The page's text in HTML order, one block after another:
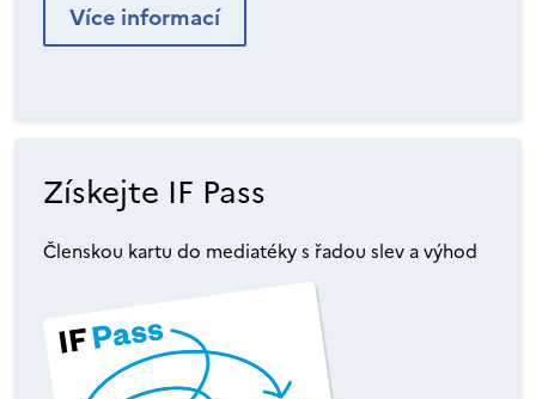
Více informací
Získejte IF Pass
Členskou kartu do mediatéky s řadou slev a výhod